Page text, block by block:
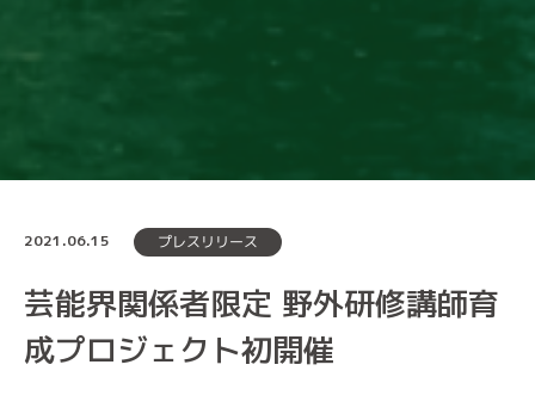
2021.06.15 プレスリリース
芸能界関係者限定 野外研修講師育
成プロジェクト初開催